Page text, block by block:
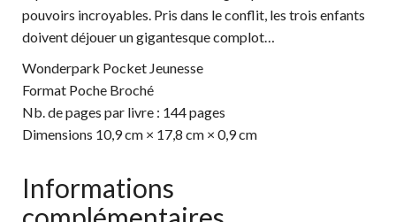
pouvoirs incroyables. Pris dans le conflit, les trois enfants
doivent déjouer un gigantesque complot…
Wonderpark Pocket Jeunesse
Format Poche Broché
Nb. de pages par livre : 144 pages
Dimensions 10,9 cm × 17,8 cm × 0,9 cm
Informations